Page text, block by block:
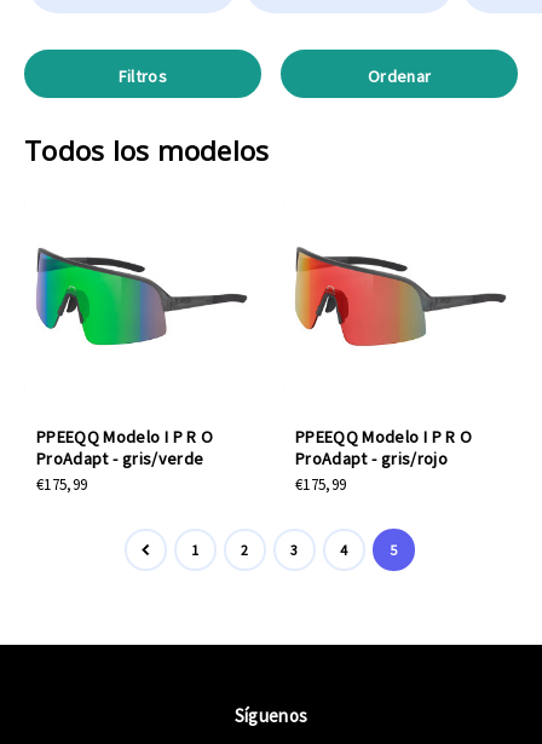
Filtros Ordenar
Todos los modelos
PPEEQQ Modelo I P R O
ProAdapt - gris/verde
€175,99
PPEEQQ Modelo I P R O
ProAdapt - gris/rojo
€175,99
1 2 3 4 5
Síguenos